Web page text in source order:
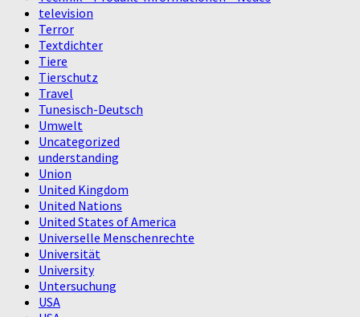
television
Terror
Textdichter
Tiere
Tierschutz
Travel
Tunesisch-Deutsch
Umwelt
Uncategorized
understanding
Union
United Kingdom
United Nations
United States of America
Universelle Menschenrechte
Universität
University
Untersuchung
USA